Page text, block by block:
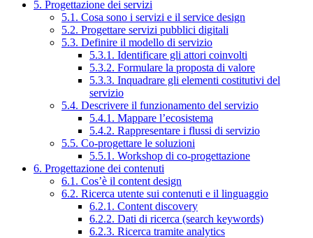
5. Progettazione dei servizi
5.1. Cosa sono i servizi e il service design
5.2. Progettare servizi pubblici digitali
5.3. Definire il modello di servizio
5.3.1. Identificare gli attori coinvolti
5.3.2. Formulare la proposta di valore
5.3.3. Inquadrare gli elementi costitutivi del
servizio
5.4. Descrivere il funzionamento del servizio
5.4.1. Mappare l’ecosistema
5.4.2. Rappresentare i flussi di servizio
5.5. Co-progettare le soluzioni
5.5.1. Workshop di co-progettazione
6. Progettazione dei contenuti
6.1. Cos’è il content design
6.2. Ricerca utente sui contenuti e il linguaggio
6.2.1. Content discovery
6.2.2. Dati di ricerca (search keywords)
6.2.3. Ricerca tramite analytics